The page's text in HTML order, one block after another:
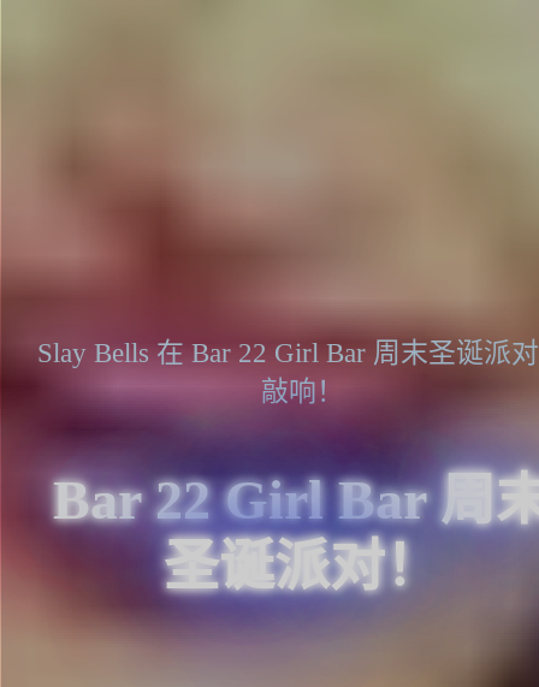
Slay Bells 在 Bar 22 Girl Bar 周末圣诞派
敲响！
Bar 22 Girl Bar 周
圣诞派对！